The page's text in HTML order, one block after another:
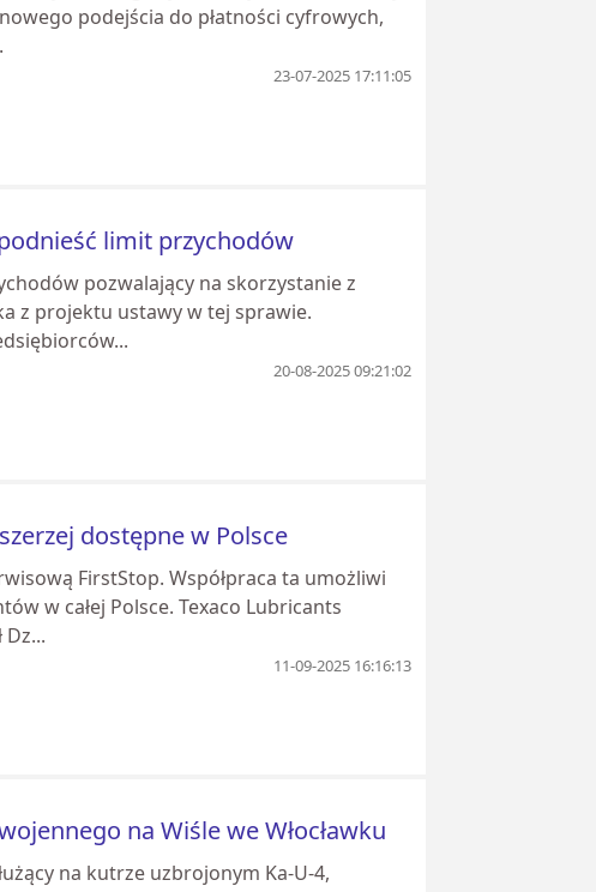
podejścia do płatności cyfrowych,
23-07-2025 17:11:05
limit przychodów
pozwalający na skorzystanie z
z projektu ustawy w tej sprawie.
20-08-2025 09:21:02
dostępne w Polsce
FirstStop. Współpraca ta umożliwi
w całej Polsce. Texaco Lubricants
11-09-2025 16:16:13
na Wiśle we Włocławku
na kutrze uzbrojonym Ka-U-4,